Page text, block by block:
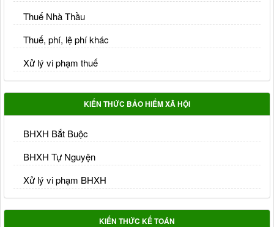
Thuế Nhà Thầu
Thuế, phí, lệ phí khác
Xử lý vi phạm thuế
KIẾN THỨC BẢO HIỂM XÃ HỘI
BHXH Bắt Buộc
BHXH Tự Nguyện
Xử lý vi phạm BHXH
KIẾN THỨC KẾ TOÁN